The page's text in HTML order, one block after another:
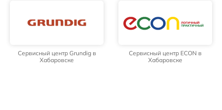
Сервисный центр Grundig в
Хабаровске
Сервисный центр ECON в
Хабаровске